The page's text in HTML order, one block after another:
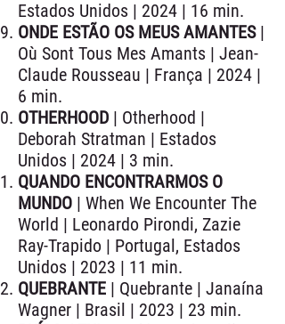
Estados Unidos | 2024 | 16 min.
ONDE ESTÃO OS MEUS AMANTES|
Où Sont Tous Mes Amants | Jean-
Claude Rousseau | França | 2024 |
6 min.
OTHERHOOD | Otherhood |
Deborah Stratman | Estados
Unidos | 2024 | 3 min.
QUANDO ENCONTRARMOS O
MUNDO | When We Encounter The
World | Leonardo Pirondi, Zazie
Ray-Trapido | Portugal, Estados
Unidos | 2023 | 11 min.
QUEBRANTE | Quebrante | Janaína
Wagner | Brasil | 2023 | 23 min.